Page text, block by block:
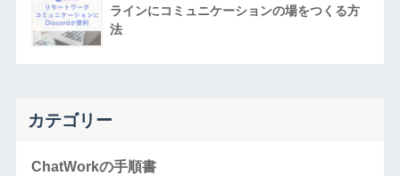
ラインにコミュニケーションの場をつくる方
法
カテゴリー
ChatWorkの手順書